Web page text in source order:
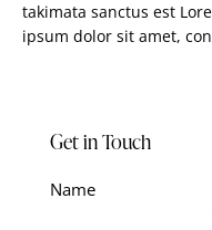
takimata sanctus est
ipsum dolor sit amet,
Get in Touch